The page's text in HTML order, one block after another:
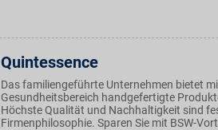
Quintessence
Das familiengeführte Unternehmen bietet
Gesundheitsbereich handgefertigte
Höchste Qualität und Nachhaltigkeit sind
Firmenphilosophie. Sparen Sie mit BSW-